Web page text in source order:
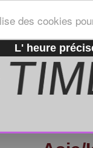
des cookies
L' heure